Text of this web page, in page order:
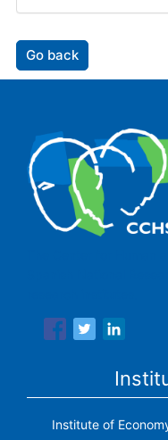
Go back
Institute of